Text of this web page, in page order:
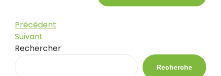
Navigation
de
l’article
Article
précédent
Précédent
Article
suivant
Suivant
Rechercher
Recherche